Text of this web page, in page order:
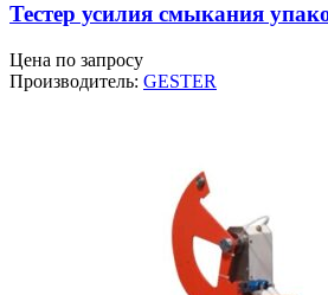
Тестер усилия смыкания
Цена по запросу
Производитель: GESTER